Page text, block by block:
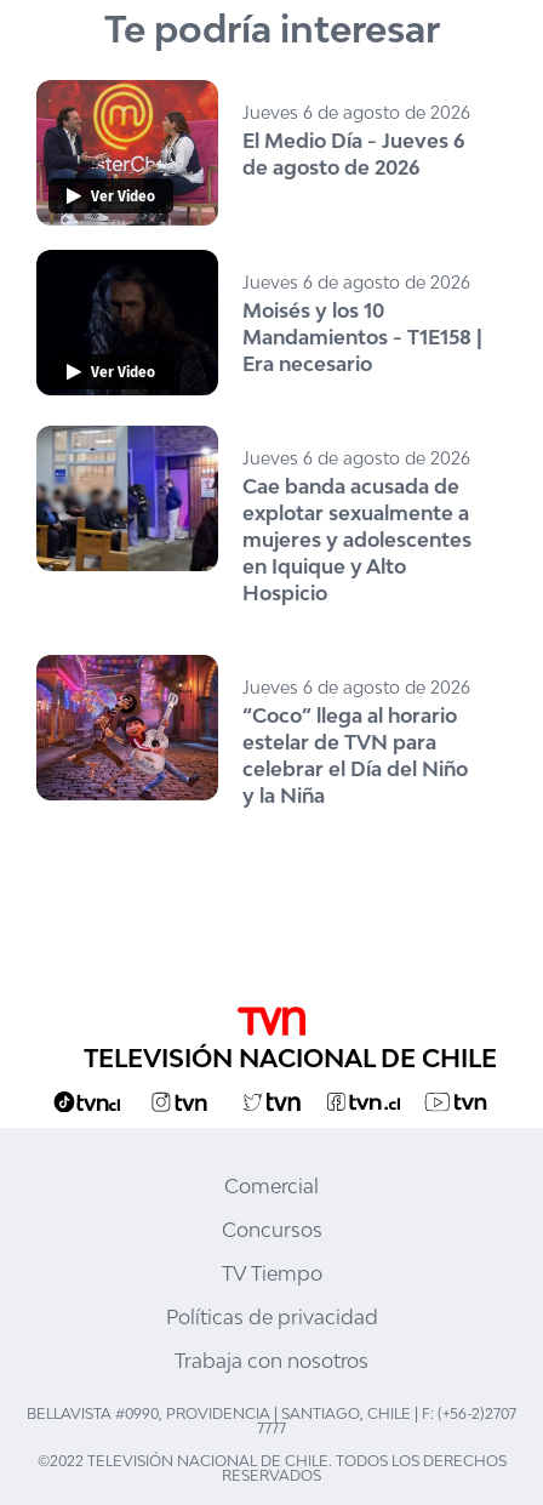
Te podría interesar
Ver Video
Jueves 6 de agosto de 2026
El Medio Día - Jueves 6
de agosto de 2026
Ver Video
Jueves 6 de agosto de 2026
Moisés y los 10
Mandamientos - T1E158 |
Era necesario
Jueves 6 de agosto de 2026
Cae banda acusada de
explotar sexualmente a
mujeres y adolescentes
en Iquique y Alto
Hospicio
Jueves 6 de agosto de 2026
“Coco” llega al horario
estelar de TVN para
celebrar el Día del Niño
y la Niña
TELEVISIÓN NACIONAL DE CHILE
Comercial
Concursos
TV Tiempo
Políticas de privacidad
Trabaja con nosotros
BELLAVISTA #0990, PROVIDENCIA | SANTIAGO, CHILE | F: (+56-2)2707
7777
©2022 TELEVISIÓN NACIONAL DE CHILE. TODOS LOS DERECHOS
RESERVADOS